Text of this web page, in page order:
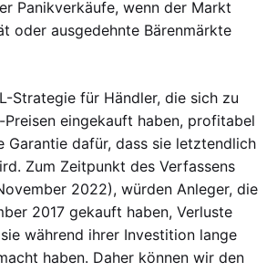
Panikverkäufe, wenn der Markt
oder ausgedehnte Bärenmärkte
Strategie für Händler, die sich zu
eingekauft haben, profitabel
Garantie dafür, dass sie letztendlich
Zum Zeitpunkt des Verfassens
2022), würden Anleger, die
2017 gekauft haben, Verluste
während ihrer Investition lange
haben. Daher können wir den